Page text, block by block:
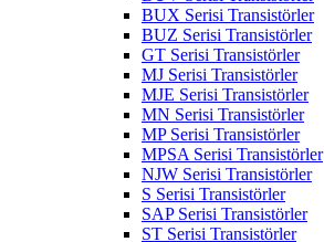
BUX Serisi Transistörler
BUZ Serisi Transistörler
GT Serisi Transistörler
MJ Serisi Transistörler
MJE Serisi Transistörler
MN Serisi Transistörler
MP Serisi Transistörler
MPSA Serisi Transistörler
NJW Serisi Transistörler
S Serisi Transistörler
SAP Serisi Transistörler
ST Serisi Transistörler